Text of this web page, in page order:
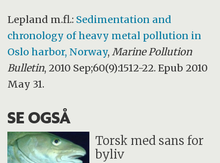
Lepland m.fl.: Sedimentation and
chronology of heavy metal pollution in
Oslo harbor, Norway, Marine Pollution
Bulletin, 2010 Sep;60(9):1512-22. Epub 2010
May 31.
SE OGSÅ
Torsk med sans for
byliv